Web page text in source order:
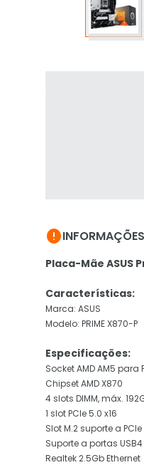

Placa-Mãe ASUS
Características:
Marca: ASUS
Modelo: PRIME X870-P
Especificações:
Socket AMD AM5 para
Chipset AMD X870
4 slots DIMM, máx.
1 slot PCIe 5.0 x16
Slot M.2 suporte a
Suporte a portas
Realtek 2.5Gb Ethernet